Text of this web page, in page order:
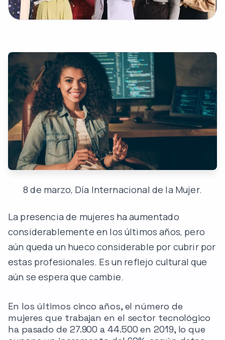
8 de marzo, Día Internacional de la Mujer.
La presencia de mujeres ha aumentado
considerablemente en los últimos años, pero
aún queda un hueco considerable por cubrir por
estas profesionales. Es un reflejo cultural que
aún se espera que cambie.
En los últimos cinco años, el número de
mujeres que trabajan en el sector tecnológico
ha pasado de 27.900 a 44.500 en 2019, lo que